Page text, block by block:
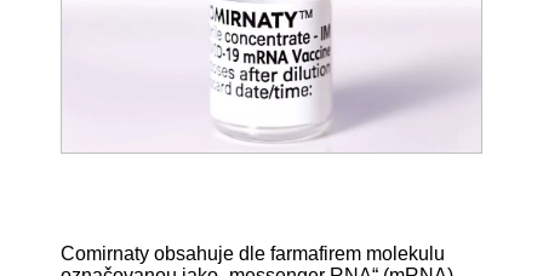
Comirnaty obsahuje dle farmafirem molekulu